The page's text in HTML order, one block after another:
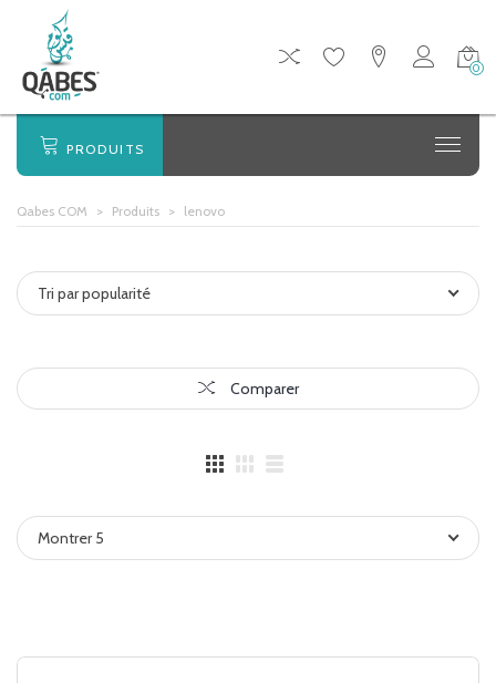
0
PRODUITS
Qabes COM > Produits > lenovo
Tri par popularité
Comparer
Montrer 5